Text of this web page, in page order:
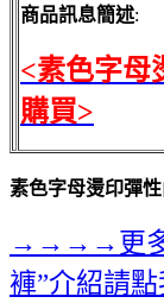
商品訊息簡述:
<素色字母
購買>
素色字母燙印彈
→→→→更多
褲”介紹